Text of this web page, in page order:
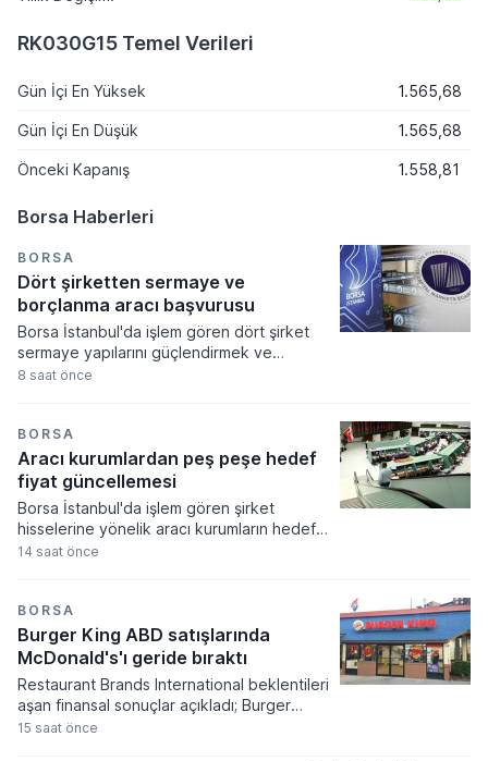
RK030G15 Temel Verileri
Gün İçi En Yüksek 1.565,68
Gün İçi En Düşük 1.565,68
Önceki Kapanış 1.558,81
Borsa Haberleri
BORSA
Dört şirketten sermaye ve
borçlanma aracı başvurusu
Borsa İstanbul'da işlem gören dört şirket
sermaye yapılarını güçlendirmek ve
stratejik hedeflerine ulaşmak amacıyla
Platformu üzerinden yapılan açıklamalara
göre 5-6 Ağustos tarihlerinde gerçekleşen
bu başvurular sermaye artırımı, tavan
yükseltimi ve borçlanma aracı ihracı gibi
önemli finansal süreçleri kapsıyor.
8 saat önce
BORSA
Aracı kurumlardan peş peşe hedef
fiyat güncellemesi
Borsa İstanbul'da işlem gören şirket
hisselerine yönelik aracı kurumların hedef
fiyat güncellemeleri bugün oldukça yoğun
dikkat çekerken, Türk Telekom ve Logo
Yazılım gibi hisselerde ise kurumların
beklentilerini aşağı yönlü güncellediği
14 saat önce
BORSA
Burger King ABD satışlarında
McDonald's'ı geride bıraktı
Restaurant Brands International beklentileri
aşan finansal sonuçlar açıkladı; Burger
King'in ABD operasyonları grubun
15 saat önce